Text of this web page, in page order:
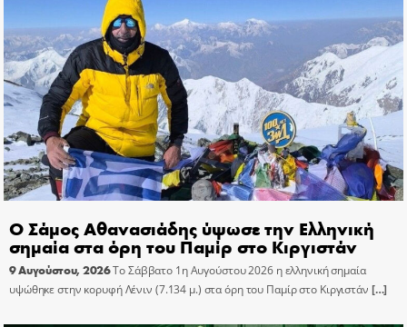
Ο Σάμος Αθανασιάδης ύψωσε την Ελληνική
σημαία στα όρη του Παμίρ στο Κιργιστάν
9 Αυγούστου, 2026Το Σάββατο 1η Αυγούστου 2026 η ελληνική σημαία
υψώθηκε στην κορυφή Λένιν (7.134 μ.) στα όρη του Παμίρ στο Κιργιστάν […]